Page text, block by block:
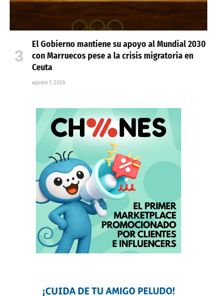
El Gobierno mantiene su apoyo al Mundial 2030
con Marruecos pese a la crisis migratoria en
Ceuta
agosto 7, 2026